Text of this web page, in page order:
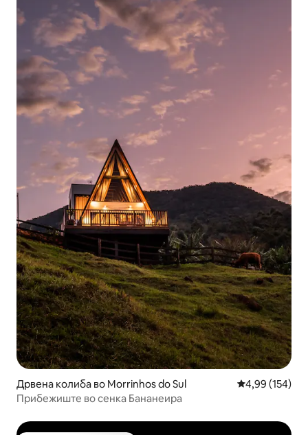
Дрвена колиба во Morrinhos do Sul Просечна
4,99 (154)
Прибежиште во сенка Бананеира